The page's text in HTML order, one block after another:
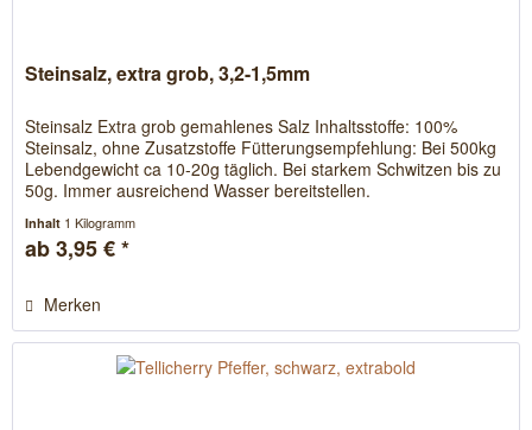
Steinsalz, extra grob, 3,2-1,5mm
Steinsalz Extra grob gemahlenes Salz Inhaltsstoffe: 100%
Steinsalz, ohne Zusatzstoffe Fütterungsempfehlung: Bei 500kg
Lebendgewicht ca 10-20g täglich. Bei starkem Schwitzen bis zu
50g. Immer ausreichend Wasser bereitstellen.
Inhalt 1 Kilogramm
ab 3,95 € *
Merken